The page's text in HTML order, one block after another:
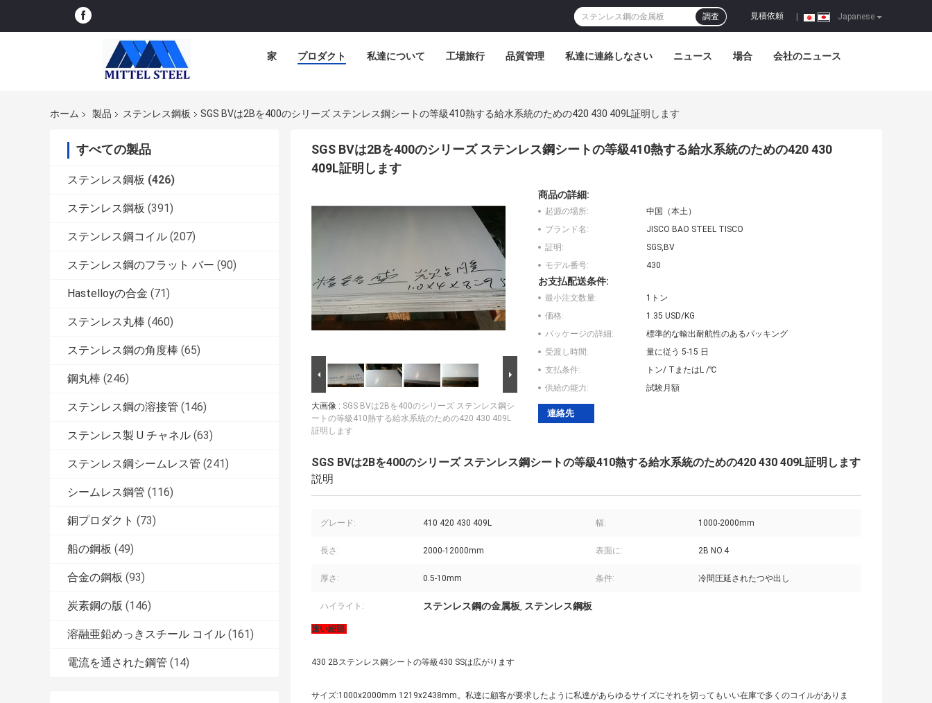
Japanese
見積依頼
調査
家 プロダクト 私達について 工場旅行 品質管理 私達に連絡しなさい ニュース 場合 会社のニュース
ホーム 製品 ステンレス鋼板 SGS BVは2Bを400のシリーズ ステンレス鋼シートの等級410熱する給水系統のための420 430 409L証明します
すべての製品
ステンレス鋼板 (426)
ステンレス鋼板 (391)
ステンレス鋼コイル (207)
ステンレス鋼のフラット バー (90)
Hastelloyの合金 (71)
ステンレス丸棒 (460)
ステンレス鋼の角度棒 (65)
鋼丸棒 (246)
ステンレス鋼の溶接管 (146)
ステンレス製 U チャネル (63)
ステンレス鋼シームレス管 (241)
シームレス鋼管 (116)
銅プロダクト (73)
船の鋼板 (49)
合金の鋼板 (93)
炭素鋼の版 (146)
溶融亜鉛めっきスチール コイル (161)
電流を通された鋼管 (14)
SGS BVは2Bを400のシリーズ ステンレス鋼シートの等級410熱する給水系統のための420 430
409L証明します
大画像 : SGS BVは2Bを400のシリーズ ステンレス鋼シ
ートの等級410熱する給水系統のための420 430 409L
証明します
商品の詳細:
起源の場所:
中国（本土）
ブランド名:
JISCO BAO STEEL TISCO
証明:
SGS,BV
モデル番号:
430
お支払配送条件:
最小注文数量:
1トン
価格:
1.35 USD/KG
パッケージの詳細:
標準的な輸出耐航性のあるパッキング
受渡し時間:
量に従う 5-15 日
支払条件:
トン/ TまたはL /℃
供給の能力:
試験月額
連絡先
SGS BVは2Bを400のシリーズ ステンレス鋼シートの等級410熱する給水系統のための420 430 409L証明します
説明
グレード: 410 420 430 409L 幅: 1000-2000mm
長さ: 2000-12000mm 表面に: 2B NO.4
厚さ: 0.5-10mm 条件: 冷間圧延されたつや出し
ハイライト: ステンレス鋼の金属板, ステンレス鋼板
速い細部:
430 2Bステンレス鋼シートの等級430 SSは広がります
サイズ:1000x2000mm 1219x2438mm。私達に顧客が要求したように私達があらゆるサイズにそれを切ってもいい在庫で多くのコイルがありま